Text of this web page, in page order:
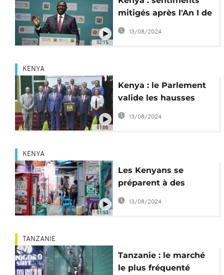
02:15
mitigés après l'An I de
la présidence Ruto
13/08/2024
01:08
KENYA
Kenya : le Parlement
valide les hausses
d'impôts et nouvelles
taxes
13/08/2024
01:53
KENYA
Les Kenyans se
préparent à des
augmentations de
13/08/2024
TANZANIE
Tanzanie : le marché
le plus fréquenté